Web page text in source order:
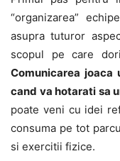
“organizarea”
asupra tuturor
scopul pe care
Comunicarea
cand va hotarati sa
poate veni cu idei
consuma pe tot
si exercitii fizice.